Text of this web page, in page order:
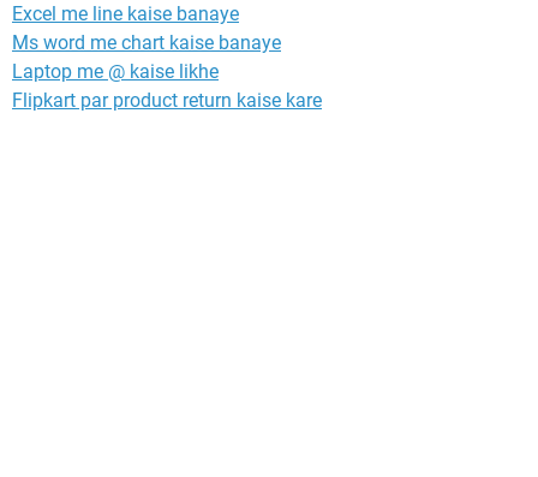
Excel me line kaise banaye
Ms word me chart kaise banaye
Laptop me @ kaise likhe
Flipkart par product return kaise kare